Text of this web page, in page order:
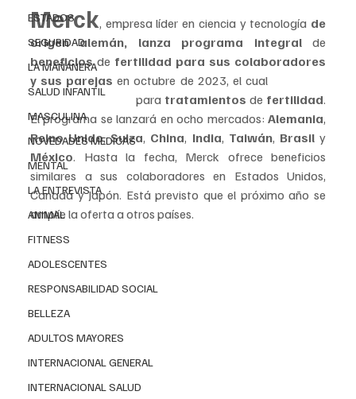
ESTADOS
SEGURIDAD
LA MAÑANERA
SALUD INFANTIL
MASCULINA
NOVEDADES MEDICAS
MENTAL
LA ENTREVISTA
ANIMAL
FITNESS
ADOLESCENTES
RESPONSABILIDAD SOCIAL
BELLEZA
ADULTOS MAYORES
INTERNACIONAL GENERAL
INTERNACIONAL SALUD
Merck, empresa líder en ciencia y tecnología de
origen alemán, lanza programa integral
beneficios de fertilidad para sus colaboradores
y sus parejas en octubre de 2023, el cual
apoyo financiero
para tratamientos de fertilidad.
El programa se lanzará en ocho mercados: Alemania
Reino Unido, Suiza, China, India, Taiwán, Brasil
México. Hasta la fecha, Merck ofrece beneficios
similares a sus colaboradores en Estados Unidos,
Canadá y Japón. Está previsto que el próximo año se
amplíe la oferta a otros países.